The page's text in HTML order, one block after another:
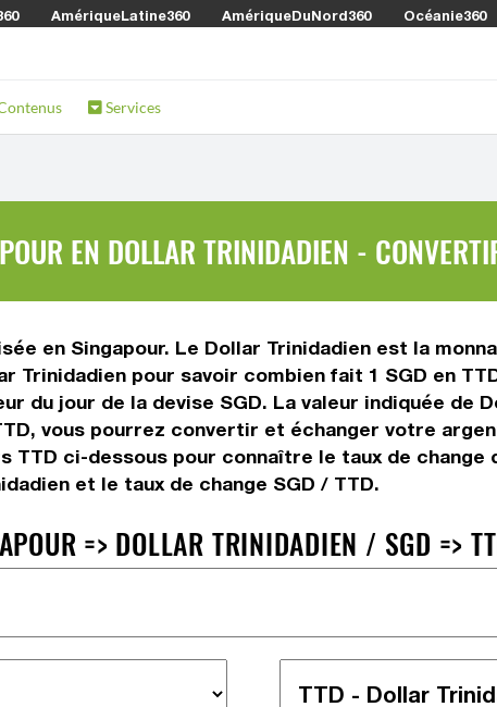
AmériqueLatine360 AmériqueDuNord360 Océanie360
Services
EN DOLLAR TRINIDADIEN -
en Singapour. Le Dollar Trinidadien est la
Trinidadien pour savoir combien fait 1 SGD en
du jour de la devise SGD. La valeur indiquée de
vous pourrez convertir et échanger votre
TTD ci-dessous pour connaître le taux de change
et le taux de change SGD / TTD.
=> DOLLAR TRINIDADIEN / SGD =>